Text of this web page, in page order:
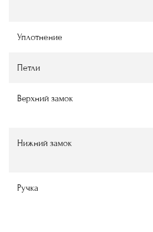
Уплотнение
Петли
Верхний замок
Нижний замок
Ручка